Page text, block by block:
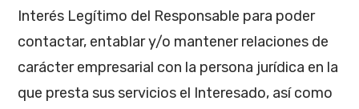
Interés Legítimo del Responsable para poder
contactar, entablar y/o mantener relaciones de
carácter empresarial con la persona jurídica en la
que presta sus servicios el Interesado, así como